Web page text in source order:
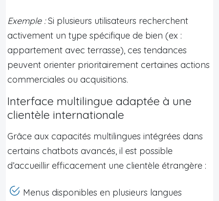
Exemple :Si plusieurs utilisateurs recherchent
activement un type spécifique de bien (ex :
appartement avec terrasse), ces tendances
peuvent orienter prioritairement certaines actions
commerciales ou acquisitions.
Interface multilingue adaptée à une
clientèle internationale
Grâce aux capacités multilingues intégrées dans
certains chatbots avancés, il est possible
d’accueillir efficacement une clientèle étrangère :
Menus disponibles en plusieurs langues